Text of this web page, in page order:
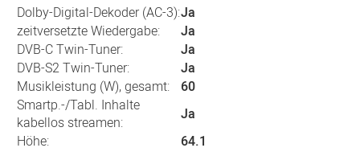
Dolby-Digital-Dekoder (AC-3):Ja
zeitversetzte Wiedergabe:
Ja
DVB-C Twin-Tuner:
Ja
DVB-S2 Twin-Tuner:
Ja
Musikleistung (W), gesamt:
60
Smartp.-/Tabl. Inhalte
kabellos streamen:
Ja
Höhe:
64.1